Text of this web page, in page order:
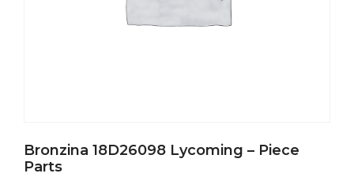
Bronzina 18D26098 Lycoming – Piece
Parts